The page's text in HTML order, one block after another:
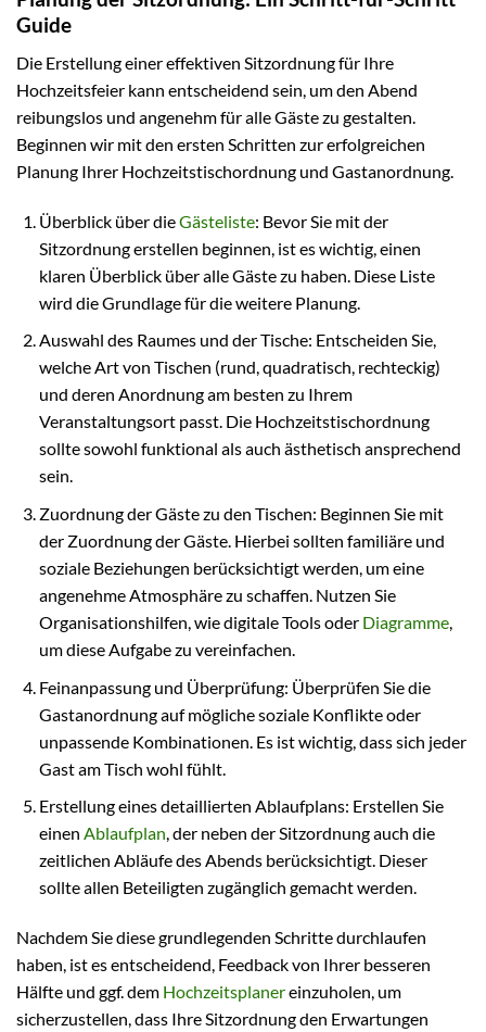
Guide
Die Erstellung einer effektiven Sitzordnung für Ihre
Hochzeitsfeier kann entscheidend sein, um den Abend
reibungslos und angenehm für alle Gäste zu gestalten.
Beginnen wir mit den ersten Schritten zur erfolgreichen
Planung Ihrer Hochzeitstischordnung und Gastanordnung.
Überblick über dieGästeliste: Bevor Sie mit der
Sitzordnung erstellen beginnen, ist es wichtig, einen
klaren Überblick über alle Gäste zu haben. Diese Liste
wird die Grundlage für die weitere Planung.
Auswahl des Raumes und der Tische: Entscheiden Sie,
welche Art von Tischen (rund, quadratisch, rechteckig)
und deren Anordnung am besten zu Ihrem
Veranstaltungsort passt. Die Hochzeitstischordnung
sollte sowohl funktional als auch ästhetisch ansprechend
sein.
Zuordnung der Gäste zu den Tischen: Beginnen Sie mit
der Zuordnung der Gäste. Hierbei sollten familiäre und
soziale Beziehungen berücksichtigt werden, um eine
angenehme Atmosphäre zu schaffen. Nutzen Sie
Organisationshilfen, wie digitale Tools oder Diagramme,
um diese Aufgabe zu vereinfachen.
Feinanpassung und Überprüfung: Überprüfen Sie die
Gastanordnung auf mögliche soziale Konflikte oder
unpassende Kombinationen. Es ist wichtig, dass sich jeder
Gast am Tisch wohl fühlt.
Erstellung eines detaillierten Ablaufplans: Erstellen Sie
einen Ablaufplan, der neben der Sitzordnung auch die
zeitlichen Abläufe des Abends berücksichtigt. Dieser
sollte allen Beteiligten zugänglich gemacht werden.
Nachdem Sie diese grundlegenden Schritte durchlaufen
haben, ist es entscheidend, Feedback von Ihrer besseren
Hälfte und ggf. dem Hochzeitsplanereinzuholen, um
sicherzustellen, dass Ihre Sitzordnung den Erwartungen